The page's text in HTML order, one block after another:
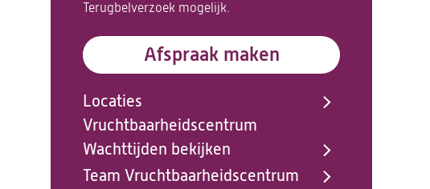
Terugbelverzoek mogelijk.
Afspraak maken
Locaties
Vruchtbaarheidscentrum
Wachttijden bekijken
Team Vruchtbaarheidscentrum